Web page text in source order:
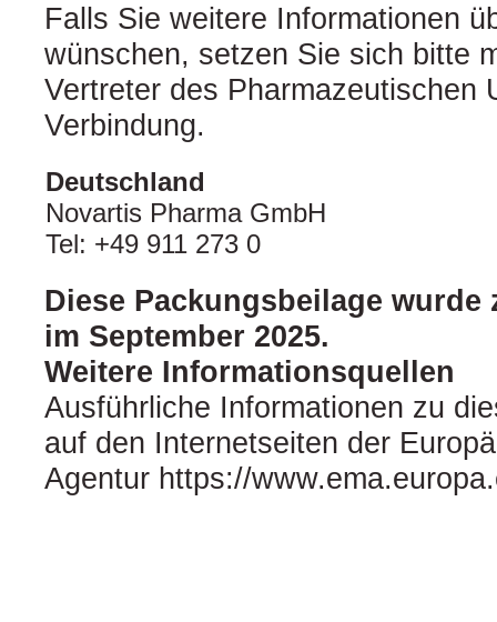
Falls Sie weitere Informationen
wünschen, setzen Sie sich bitte
Vertreter des Pharmazeutischen
Verbindung.
Deutschland
Novartis Pharma GmbH
Tel: +49 911 273 0
Diese Packungsbeilage
im September 2025.
Weitere Informationsquellen
Ausführliche Informationen zu
auf den Internetseiten der
Agentur https://